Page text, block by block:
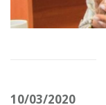
10/03/2020